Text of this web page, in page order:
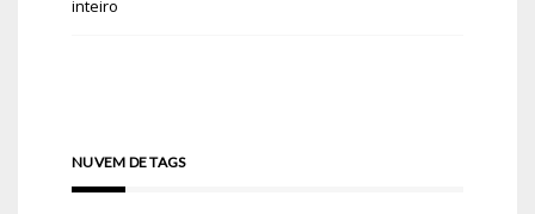
inteiro
NUVEM DE TAGS